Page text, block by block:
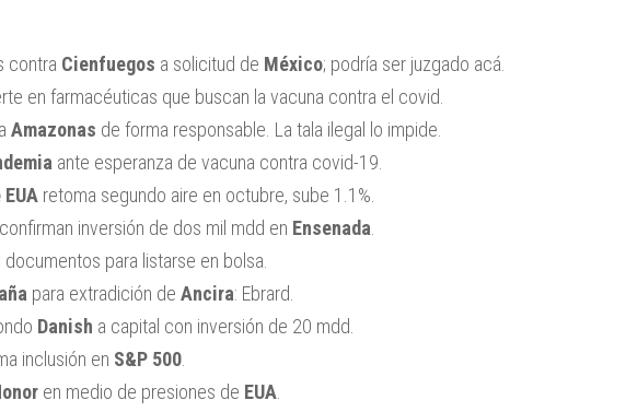
contra Cienfuegos a solicitud de México; podría ser juzgado acá.
en farmacéuticas que buscan la vacuna contra el covid.
Amazonas de forma responsable. La tala ilegal lo impide.
ante esperanza de vacuna contra covid-19.
retoma segundo aire en octubre, sube 1.1%.
inversión de dos mil mdd en Ensenada
documentos para listarse en bolsa.
para extradición de Ancira: Ebrard.
Danish a capital con inversión de 20 mdd.
inclusión en S&P 500.
en medio de presiones de EUA.